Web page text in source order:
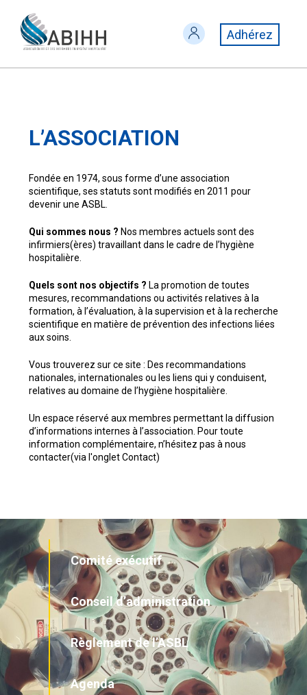
Adhérez
Comité exécutif
Conseil d’administration
Règlement de l’ASBL
Agenda
L’ASSOCIATION
Fondée en 1974, sous forme d’une association
scientifique, ses statuts sont modifiés en 2011 pour
devenir une ASBL.
Qui sommes nous ? Nos membres actuels sont des
infirmiers(ères) travaillant dans le cadre de l’hygiène
hospitalière.
Quels sont nos objectifs ? La promotion de toutes
mesures, recommandations ou activités relatives à la
formation, à l’évaluation, à la supervision et à la recherche
scientifique en matière de prévention des infections liées
aux soins.
Vous trouverez sur ce site : Des recommandations
nationales, internationales ou les liens qui y conduisent,
relatives au domaine de l’hygiène hospitalière.
Un espace réservé aux membres permettant la diffusion
d’informations internes à l’association. Pour toute
information complémentaire, n’hésitez pas à nous
contacter(via l'onglet Contact)